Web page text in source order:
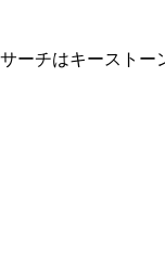
ーチはキーストー